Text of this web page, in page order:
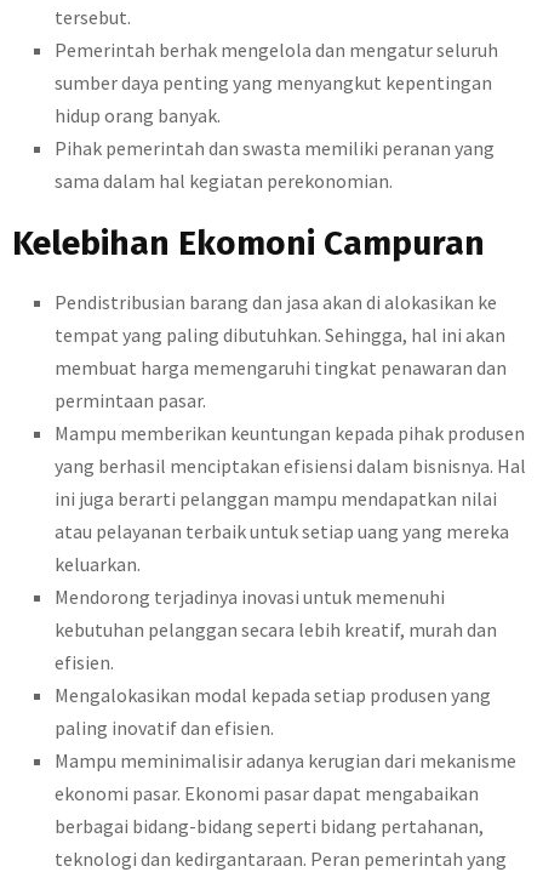
tersebut.
Pemerintah berhak mengelola dan mengatur seluruh
sumber daya penting yang menyangkut kepentingan
hidup orang banyak.
Pihak pemerintah dan swasta memiliki peranan yang
sama dalam hal kegiatan perekonomian.
Kelebihan Ekomoni Campuran
Pendistribusian barang dan jasa akan di alokasikan ke
tempat yang paling dibutuhkan. Sehingga, hal ini akan
membuat harga memengaruhi tingkat penawaran dan
permintaan pasar.
Mampu memberikan keuntungan kepada pihak produsen
yang berhasil menciptakan efisiensi dalam bisnisnya. Hal
ini juga berarti pelanggan mampu mendapatkan nilai
atau pelayanan terbaik untuk setiap uang yang mereka
keluarkan.
Mendorong terjadinya inovasi untuk memenuhi
kebutuhan pelanggan secara lebih kreatif, murah dan
efisien.
Mengalokasikan modal kepada setiap produsen yang
paling inovatif dan efisien.
Mampu meminimalisir adanya kerugian dari mekanisme
ekonomi pasar. Ekonomi pasar dapat mengabaikan
berbagai bidang-bidang seperti bidang pertahanan,
teknologi dan kedirgantaraan. Peran pemerintah yang